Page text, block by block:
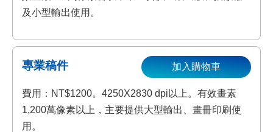
及小型輸出使用。
專業稿件
費用：NT$1200。4250X2830 dpi以上。有效畫素
1,200萬像素以上，主要提供大型輸出、畫冊印刷使
用。
加入購物車